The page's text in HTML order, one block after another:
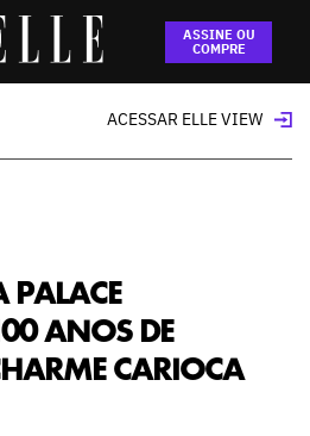
ASSINE OU
COMPRE
Copacabana Palace comemora 100
ACESSAR ELLE VIEW
PALACE
ANOS DE
CARIOCA